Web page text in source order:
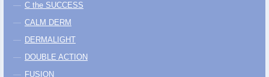
C the SUCCESS
CALM DERM
DERMALIGHT
DOUBLE ACTION
FUSION